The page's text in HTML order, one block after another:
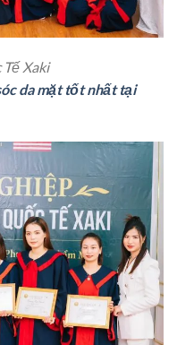
Xaki
da mặt tốt nhất tại